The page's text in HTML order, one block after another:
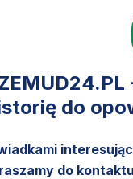
do
do